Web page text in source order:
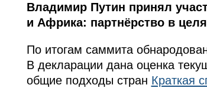
Владимир Путин принял
и Африка: партнёрство в
По итогам саммита
В декларации дана оценка
общие подходы стран Краткая